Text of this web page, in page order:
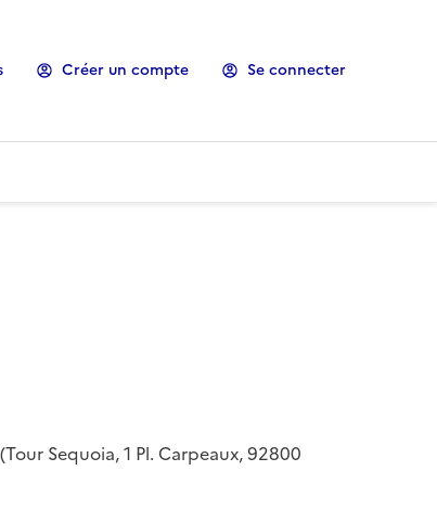
Créer un compte Se connecter
Sequoia, 1 Pl. Carpeaux, 92800